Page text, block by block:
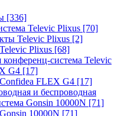
[336]
Televic Plixus [70]
Televic Plixus [2]
Plixus [68]
конференц-система Televic
G4 [17]
FLEX G4 [17]
и беспроводная
Gonsin 10000N [71]
10000N [71]